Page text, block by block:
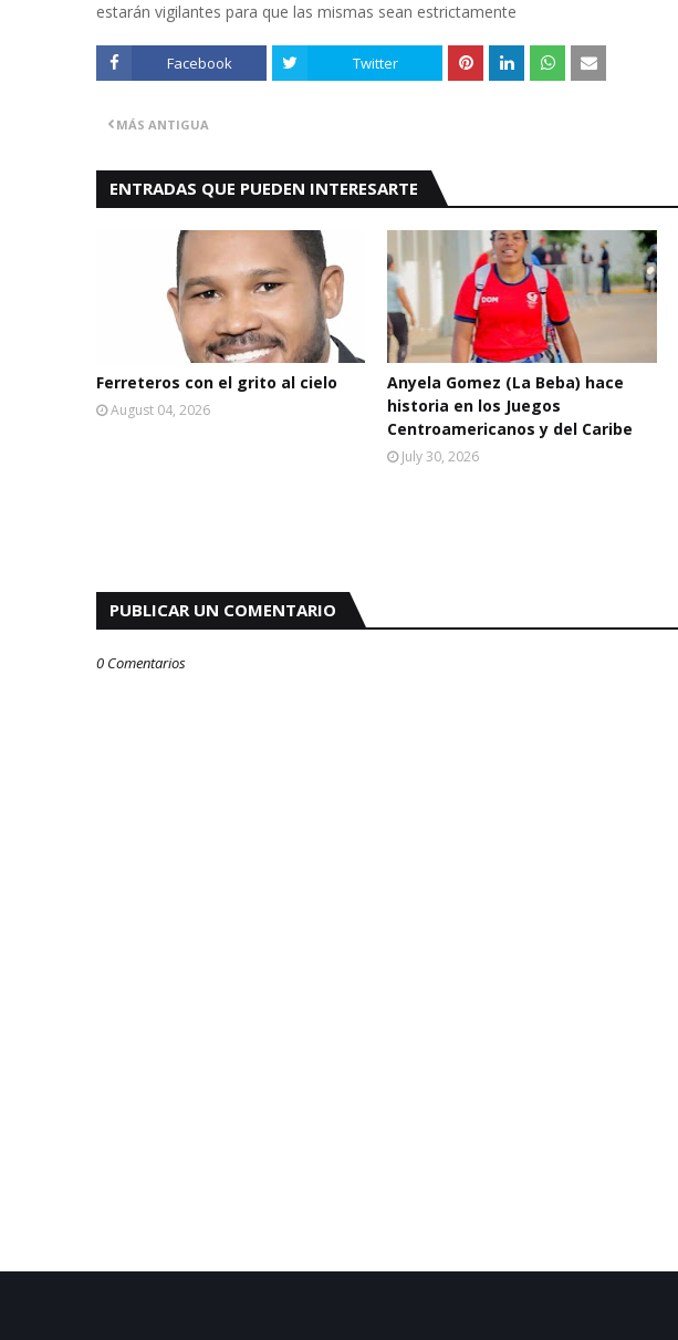
estarán vigilantes para que las mismas sean estrictamente
Facebook Twitter
MÁS ANTIGUA
ENTRADAS QUE PUEDEN INTERESARTE
Ferreteros con el grito al cielo
August 04, 2026
Anyela Gomez (La Beba) hace
historia en los Juegos
Centroamericanos y del Caribe
July 30, 2026
PUBLICAR UN COMENTARIO
0 Comentarios